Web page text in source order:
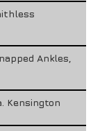
Ankles,
Kensington